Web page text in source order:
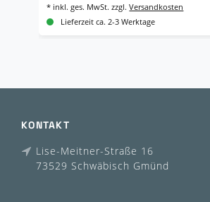
* inkl. ges. MwSt. zzgl.Versandkosten
Lieferzeit ca. 2-3 Werktage
KONTAKT
Lise-Meitner-Straße 16
73529 Schwäbisch Gmünd